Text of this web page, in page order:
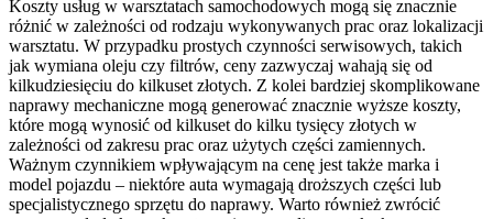
Koszty usług w warsztatach samochodowych mogą się znacznie
różnić w zależności od rodzaju wykonywanych prac oraz lokalizacji
warsztatu. W przypadku prostych czynności serwisowych, takich
jak wymiana oleju czy filtrów, ceny zazwyczaj wahają się od
kilkudziesięciu do kilkuset złotych. Z kolei bardziej skomplikowane
naprawy mechaniczne mogą generować znacznie wyższe koszty,
które mogą wynosić od kilkuset do kilku tysięcy złotych w
zależności od zakresu prac oraz użytych części zamiennych.
Ważnym czynnikiem wpływającym na cenę jest także marka i
model pojazdu – niektóre auta wymagają droższych części lub
specjalistycznego sprzętu do naprawy. Warto również zwrócić